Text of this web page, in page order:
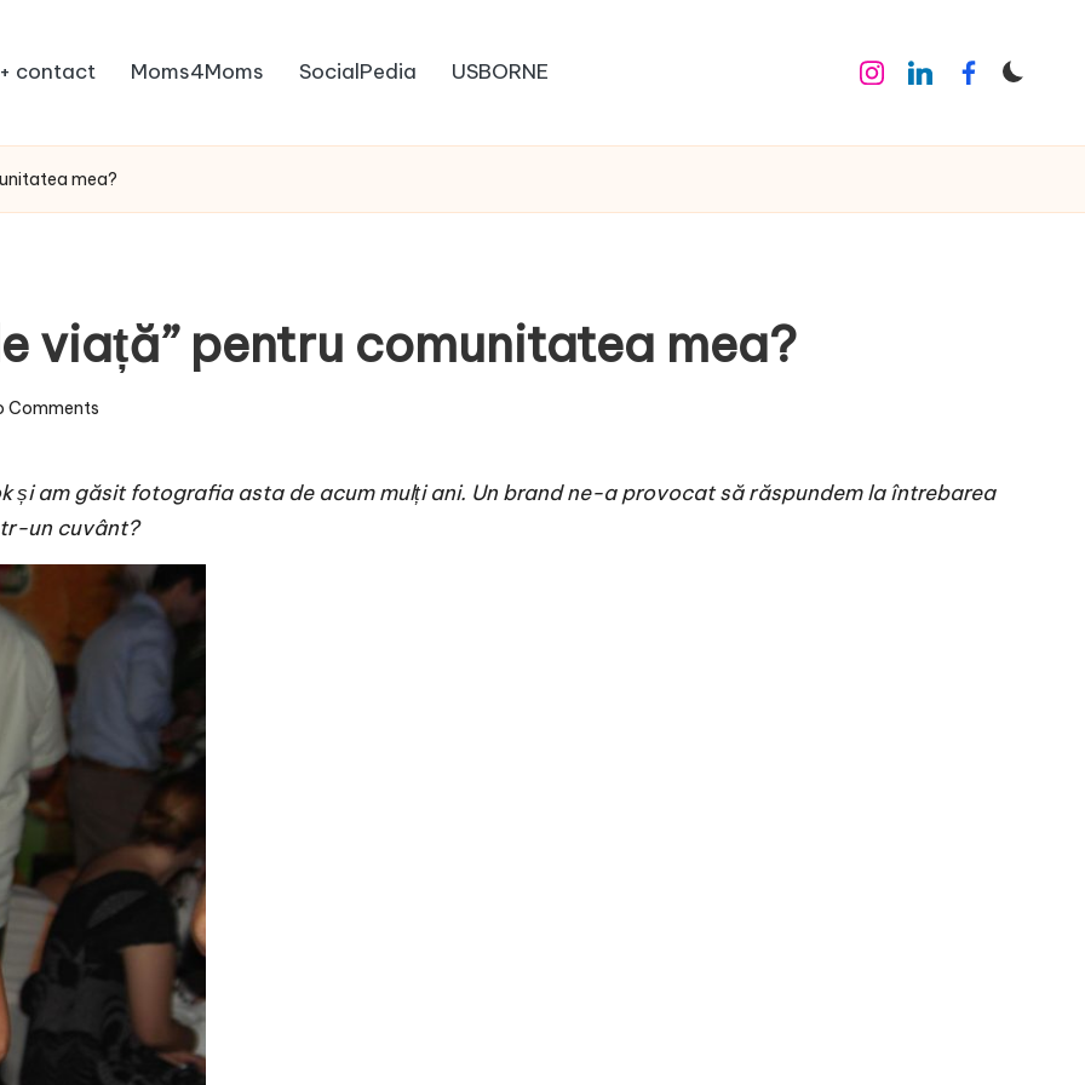
contact Moms4Moms SocialPedia USBORNE Instagram
LinkedinFacebook
mea?
viață” pentru comunitatea mea?
Comments
și am găsit fotografia asta de acum mulți ani. Un brand ne-a provocat să răspundem la întrebarea
un cuvânt?